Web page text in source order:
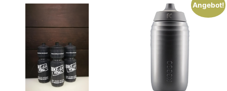
Angebot!